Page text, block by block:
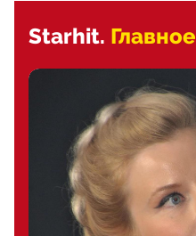
Starhit. Главное